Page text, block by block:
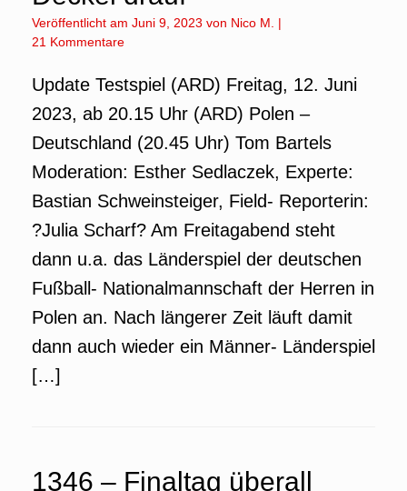
Veröffentlicht am Juni 9, 2023 von Nico M.
|
21 Kommentare
Update Testspiel (ARD) Freitag, 12. Juni
2023, ab 20.15 Uhr (ARD) Polen –
Deutschland (20.45 Uhr) Tom Bartels
Moderation: Esther Sedlaczek, Experte:
Bastian Schweinsteiger, Field- Reporterin:
?Julia Scharf? Am Freitagabend steht
dann u.a. das Länderspiel der deutschen
Fußball- Nationalmannschaft der Herren in
Polen an. Nach längerer Zeit läuft damit
dann auch wieder ein Männer- Länderspiel
[…]
1346 – Finaltag überall